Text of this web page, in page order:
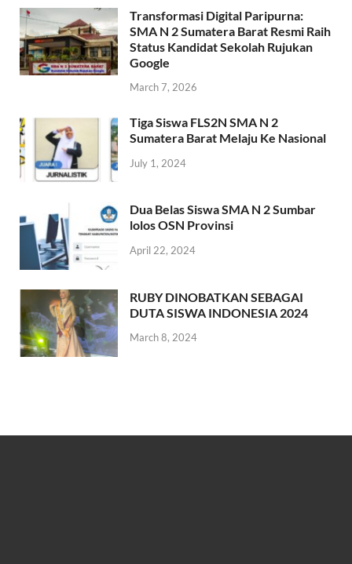
Transformasi Digital Paripurna:
SMA N 2 Sumatera Barat Resmi Raih
Status Kandidat Sekolah Rujukan
Google
March 7, 2026
Tiga Siswa FLS2N SMA N 2
Sumatera Barat Melaju Ke Nasional
July 1, 2024
Dua Belas Siswa SMA N 2 Sumbar
lolos OSN Provinsi
April 22, 2024
RUBY DINOBATKAN SEBAGAI
DUTA SISWA INDONESIA 2024
March 8, 2024